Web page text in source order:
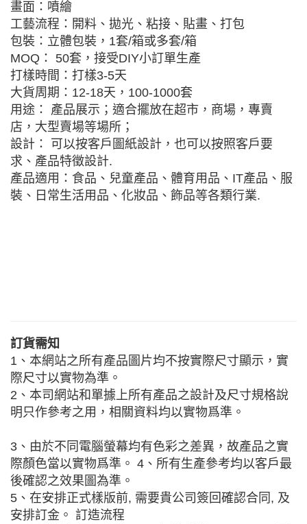
畫面：噴繪
工藝流程：開料、拋光、粘接、貼畫、打包
包裝：立體包裝，1套/箱或多套/箱
MOQ： 50套，接受DIY小訂單生產
打樣時間：打樣3-5天
大貨周期：12-18天，100-1000套
用途： 產品展示；適合擺放在超市，商場，專賣
店，大型賣場等場所；
設計： 可以按客戶圖紙設計，也可以按照客戶要
求、產品特徵設計.
產品適用：食品、兒童產品、體育用品、IT產品、服
裝、日常生活用品、化妝品、飾品等各類行業.
訂貨需知
1、本網站之所有產品圖片均不按實際尺寸顯示，實
際尺寸以實物為準。
2、本司網站和單據上所有產品之設計及尺寸規格說
明只作參考之用，相關資料均以實物爲準。
3、由於不同電腦螢幕均有色彩之差異，故產品之實
際顏色當以實物爲準。 4、所有生產參考均以客戶最
後確認之效果圖為準。
5、在安排正式樣版前, 需要貴公司簽回確認合同, 及
安排訂金。 訂造流程